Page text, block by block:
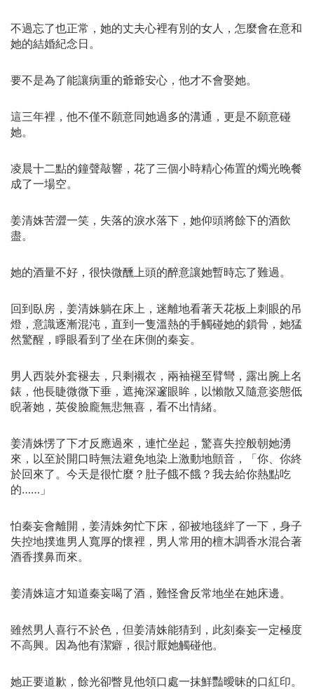
不過忘了也正常，她的丈夫心裡有別的女人，怎麼會在意和
她的結婚紀念日。
要不是為了能讓病重的爺爺安心，他才不會娶她。
這三年裡，他不僅不願意同她過多的溝通，更是不願意碰
她。
凌晨十二點的鐘聲敲響，花了三個小時精心佈置的燭光晚餐
成了一場空。
姜清姝苦澀一笑，失落的淚水落下，她仰頭將餘下的酒飲
盡。
她的酒量不好，很快微醺上頭的醉意讓她暫時忘了難過。
回到臥房，姜清姝躺在床上，迷離地看著天花板上刺眼的吊
燈，意識逐漸混沌，直到一隻溫熱的手觸碰她的鎖骨，她猛
然驚醒，睜眼看到了坐在床側的秦妄。
男人西裝外套褪去，只剩襯衣，兩袖褪至臂彎，露出腕上名
錶，他長睫微微下垂，遮掩深邃眼眸，以懶散又隨意姿態低
睨著她，英俊臉龐無悲無喜，看不出情緒。
姜清姝愣了下才反應過來，連忙坐起，驚喜失控般朝她湧
來，以至於開口時無法避免地染上激動地顫音，「你、你終
於回來了。今天是很忙麼？肚子餓不餓？我去給你熱點吃
的……」
怕秦妄會離開，姜清姝匆忙下床，卻被地毯絆了一下，身子
失控地撲進男人寬厚的懷裡，男人常用的檀木調香水混合著
酒香撲鼻而來。
姜清姝這才知道秦妄喝了酒，難怪會反常地坐在她床邊。
雖然男人喜行不於色，但姜清姝能猜到，此刻秦妄一定極度
不高興。因為他有潔癖，很討厭她觸碰他。
她正要道歉，餘光卻瞥見他領口處一抹鮮豔曖昧的口紅印。